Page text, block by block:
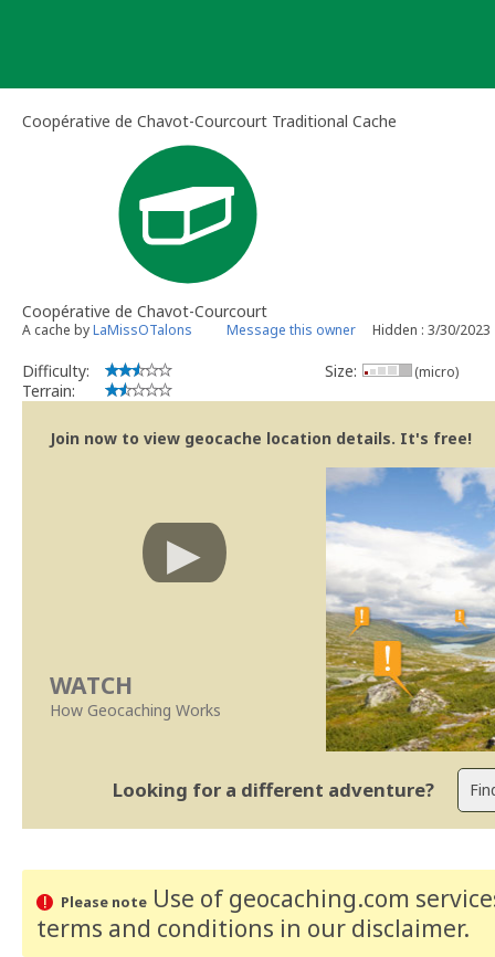
Coopérative de Chavot-Courcourt Traditional Cache
Coopérative de Chavot-Courcourt
A cache byLaMissOTalons Message this owner Hidden : 3/30/2023
Difficulty:
Terrain:
Size: (micro)
Join now to view geocache location details. It's free!
WATCH
How Geocaching Works
Looking for a different adventure?
Please noteUse of geocaching.com
terms and conditions in our disclaimer.